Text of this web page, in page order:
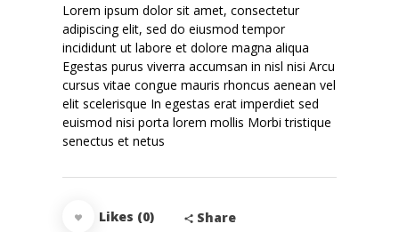
Lorem ipsum dolor sit amet, consectetur
adipiscing elit, sed do eiusmod tempor
incididunt ut labore et dolore magna aliqua
Egestas purus viverra accumsan in nisl nisi Arcu
cursus vitae congue mauris rhoncus aenean vel
elit scelerisque In egestas erat imperdiet sed
euismod nisi porta lorem mollis Morbi tristique
senectus et netus
Likes (0) Share